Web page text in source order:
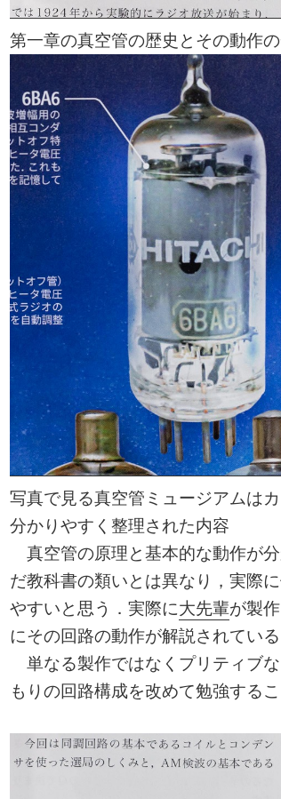
第一章の真空管の歴史とその動作
写真で見る真空管ミュージアムは
分かりやすく整理された内容
真空管の原理と基本的な動作が
だ教科書の類いとは異なり，実際
やすいと思う．実際に大先輩が製
にその回路の動作が解説されている
単なる製作ではなくプリティブ
もりの回路構成を改めて勉強する